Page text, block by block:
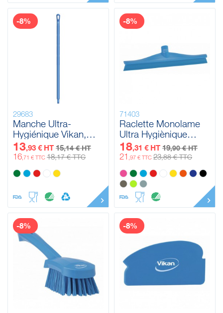
29683
Manche Ultra-
Hygiénique Vikan,
Ø32 mm, 1000 mm
13,93 € HT 15,14 € HT
16,71 € TTC 18,17 € TTC
-8%
71403
Raclette Monolame
Ultra Hygiènique
Vikan, 400 mm
18,31 € HT 19,90 € HT
21 ,97 € TTC 23,88 € TTC
-8%
-8% -8%